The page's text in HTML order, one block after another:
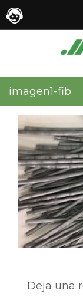
imagen1-fib
Deja una